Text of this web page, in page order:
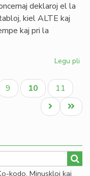
deklaroj el la
kiel ALTE kaj
kaj pri la
Legu pli
en
la
Paĝo
9
Aktuala
paĝo
10 Paĝo
11
Last
page
Next
page
kodo. Minuskloj kaj